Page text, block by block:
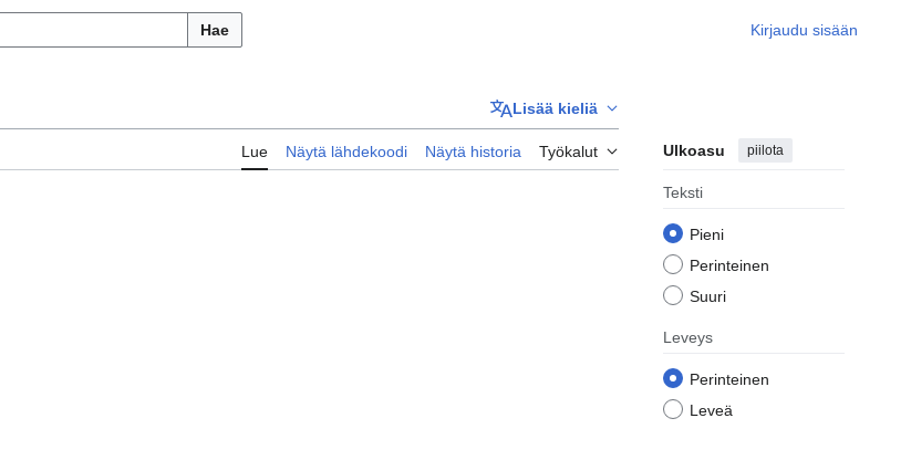
Hae Kirjaudu sisään
Lisää kieliä
Lue Näytä lähdekoodi Näytä historia Työkalut Ulkoasu piilota
Teksti
Pieni
Perinteinen
Suuri
Leveys
Perinteinen
Leveä